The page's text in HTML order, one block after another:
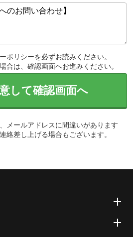
ポリシーを必ずお読みください。
合は、確認画面へお進みください。
して確認画面へ
メールアドレスに間違いがあります
絡差し上げる場合もございます。